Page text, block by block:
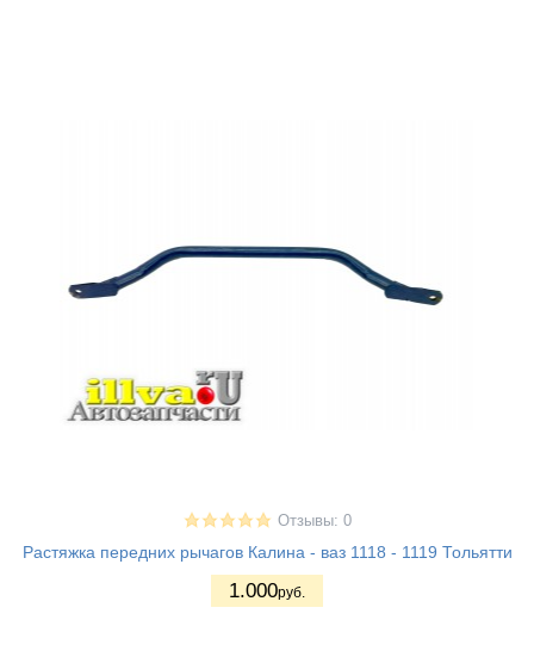
Отзывы: 0
Растяжка передних рычагов Калина - ваз 1118 - 1119 Тольятти
1.000руб.